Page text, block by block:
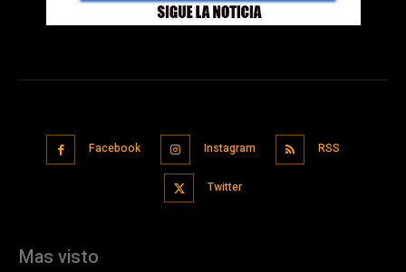
Facebook Instagram RSS
Twitter
Mas visto